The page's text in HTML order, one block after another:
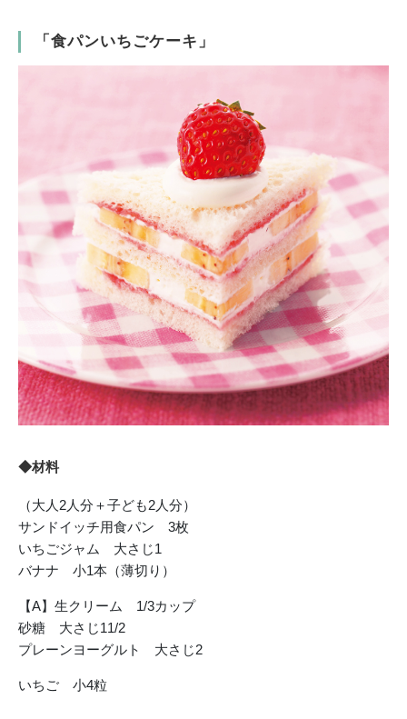
「食パンいちごケーキ」
◆材料
（大人2人分＋子ども2人分）
サンドイッチ用食パン 3枚
いちごジャム 大さじ1
バナナ 小1本（薄切り）
【A】生クリーム 1/3カップ
砂糖 大さじ11/2
プレーンヨーグルト 大さじ2
いちご 小4粒